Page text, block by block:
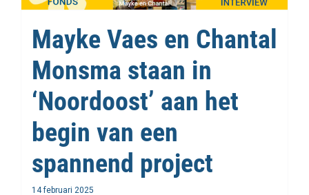
Mayke Vaes en Chantal
Monsma staan in
‘Noordoost’ aan het
begin van een
spannend project
14 februari 2025